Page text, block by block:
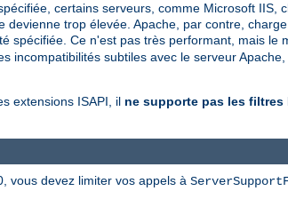
certains serveurs, comme Microsoft IIS,
trop élevée. Apache, par contre,
spécifiée. Ce n'est pas très performant, mais
incompatibilités subtiles avec le serveur
extensions ISAPI, il ne supporte pas les filtres
vous devez limiter vos appels à